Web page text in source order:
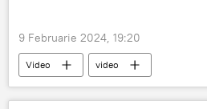
9 Februarie 2024, 19:20
Video video